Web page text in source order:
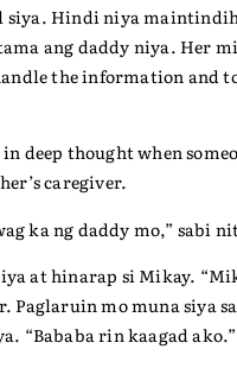
siya. Hindi niya
ang daddy niya. Her
the information and
deep thought when
caregiver.
ka ng daddy mo,” sabi
at hinarap si Mikay.
Paglaruin mo muna siya
“Bababa rin kaagad ako.”